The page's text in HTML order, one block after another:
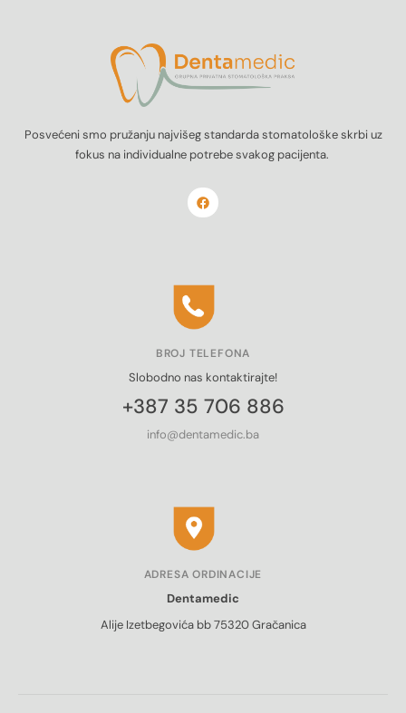
Posvećeni smo pružanju najvišeg standarda stomatološke skrbi uz
fokus na individualne potrebe svakog pacijenta.
BROJ TELEFONA
Slobodno nas kontaktirajte!
+387 35 706 886
info@dentamedic.ba
ADRESA ORDINACIJE
Dentamedic
Alije Izetbegovića bb 75320 Gračanica